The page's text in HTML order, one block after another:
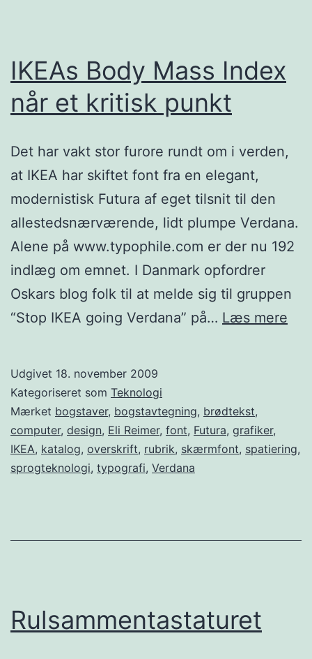
IKEAs Body Mass Index
når et kritisk punkt
Det har vakt stor furore rundt om i verden,
at IKEA har skiftet font fra en elegant,
modernistisk Futura af eget tilsnit til den
allestedsnærværende, lidt plumpe Verdana.
Alene på www.typophile.com er der nu 192
indlæg om emnet. I Danmark opfordrer
Oskars blog folk til at melde sig til gruppen
“Stop IKEA going Verdana” på… Læs mere
Udgivet 18. november 2009
Kategoriseret som Teknologi
Mærket bogstaver, bogstavtegning, brødtekst,
computer, design, Eli Reimer, font, Futura, grafiker,
IKEA, katalog, overskrift, rubrik, skærmfont, spatiering,
sprogteknologi, typografi, Verdana
Rulsammentastaturet